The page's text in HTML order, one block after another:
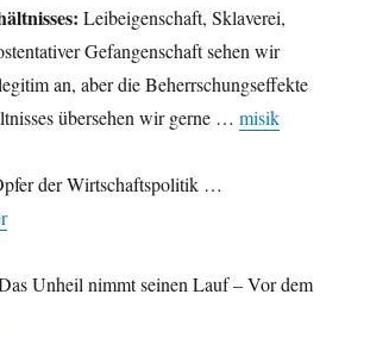
Leibeigenschaft, Sklaverei,
Gefangenschaft sehen wir
an, aber die Beherrschungseffekte
übersehen wir gerne …misik
der Wirtschaftspolitik …
Unheil nimmt seinen Lauf – Vor dem